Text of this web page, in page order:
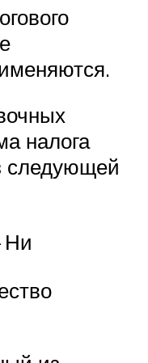
налога
следующей
Ни